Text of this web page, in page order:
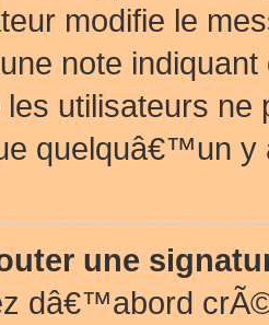
modifie le
note
les utilisateurs
quelquâ€™un y
une
dâ€™abord